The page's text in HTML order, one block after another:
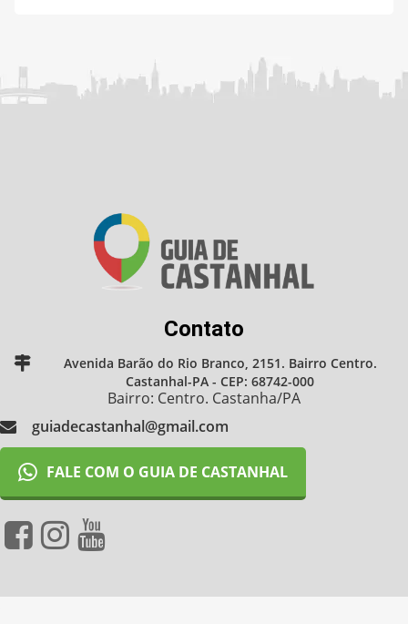
Contato
Avenida Barão do Rio Branco, 2151. Bairro Centro.
Castanhal-PA - CEP: 68742-000
Bairro: Centro. Castanha/PA
guiadecastanhal@gmail.com
FALE COM O GUIA DE CASTANHAL